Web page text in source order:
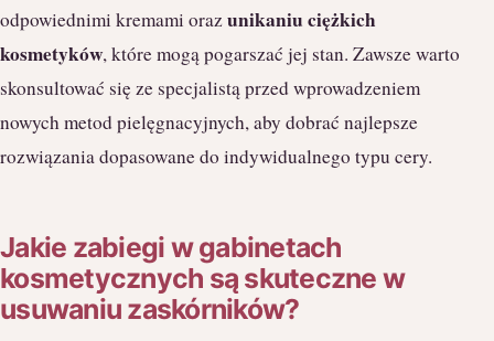
odpowiednimi kremami orazunikaniu ciężkich
kosmetyków, które mogą pogarszać jej stan. Zawsze warto
skonsultować się ze specjalistą przed wprowadzeniem
nowych metod pielęgnacyjnych, aby dobrać najlepsze
rozwiązania dopasowane do indywidualnego typu cery.
Jakie zabiegi w gabinetach
kosmetycznych są skuteczne w
usuwaniu zaskórników?